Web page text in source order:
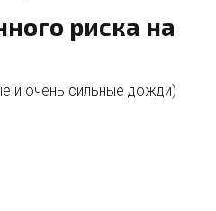
риска на
и очень сильные дожди)